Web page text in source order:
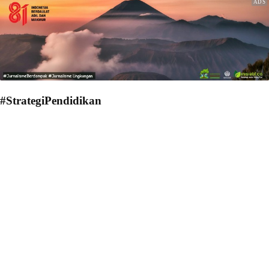
#StrategiPendidikan